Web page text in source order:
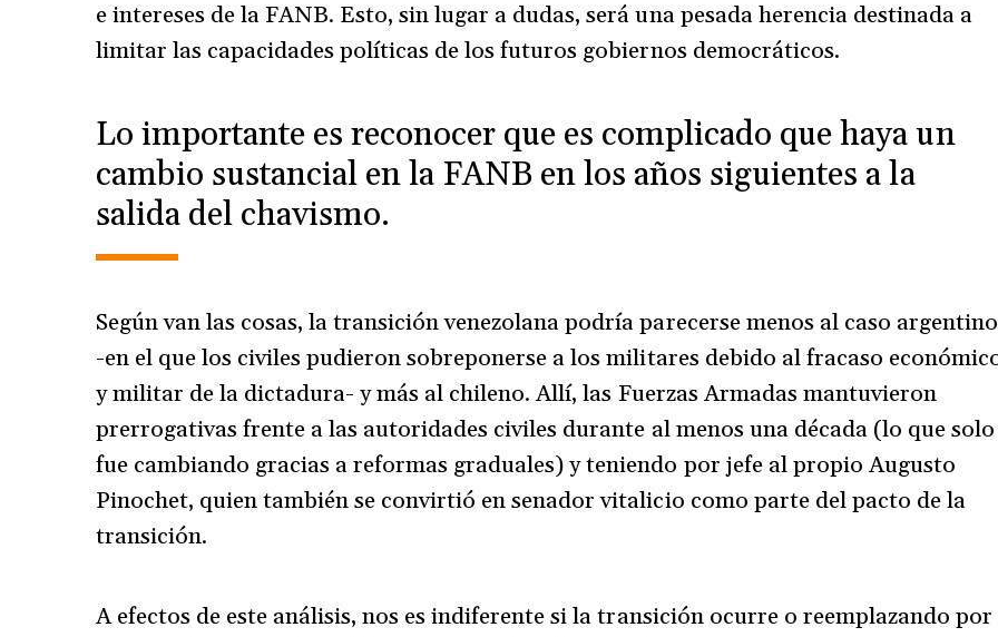
e intereses de la FANB. Esto, sin lugar a dudas, será una pesada herencia destinada a
limitar las capacidades políticas de los futuros gobiernos democráticos.
Lo importante es reconocer que es complicado que haya un
cambio sustancial en la FANB en los años siguientes a la
salida del chavismo.
Según van las cosas, la transición venezolana podría parecerse menos al caso argentino
-en el que los civiles pudieron sobreponerse a los militares debido al fracaso
y militar de la dictadura- y más al chileno. Allí, las Fuerzas Armadas mantuvieron
prerrogativas frente a las autoridades civiles durante al menos una década (lo que solo
fue cambiando gracias a reformas graduales) y teniendo por jefe al propio Augusto
Pinochet, quien también se convirtió en senador vitalicio como parte del pacto de la
transición.
A efectos de este análisis, nos es indiferente si la transición ocurre o reemplazando por